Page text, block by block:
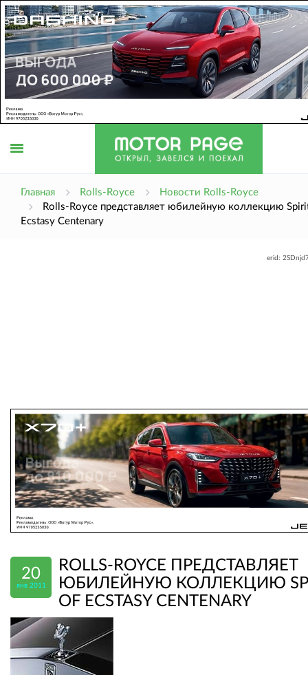
Главная Rolls-Royce
Новости Rolls-Royce
Rolls-Royce представляет юбилейную коллекцию
Ecstasy Centenary
erid:
20
янв 2011
ROLLS-ROYCE ПРЕДСТАВЛЯЕТ
ЮБИЛЕЙНУЮ КОЛЛЕКЦИЮ
OF ECSTASY CENTENARY